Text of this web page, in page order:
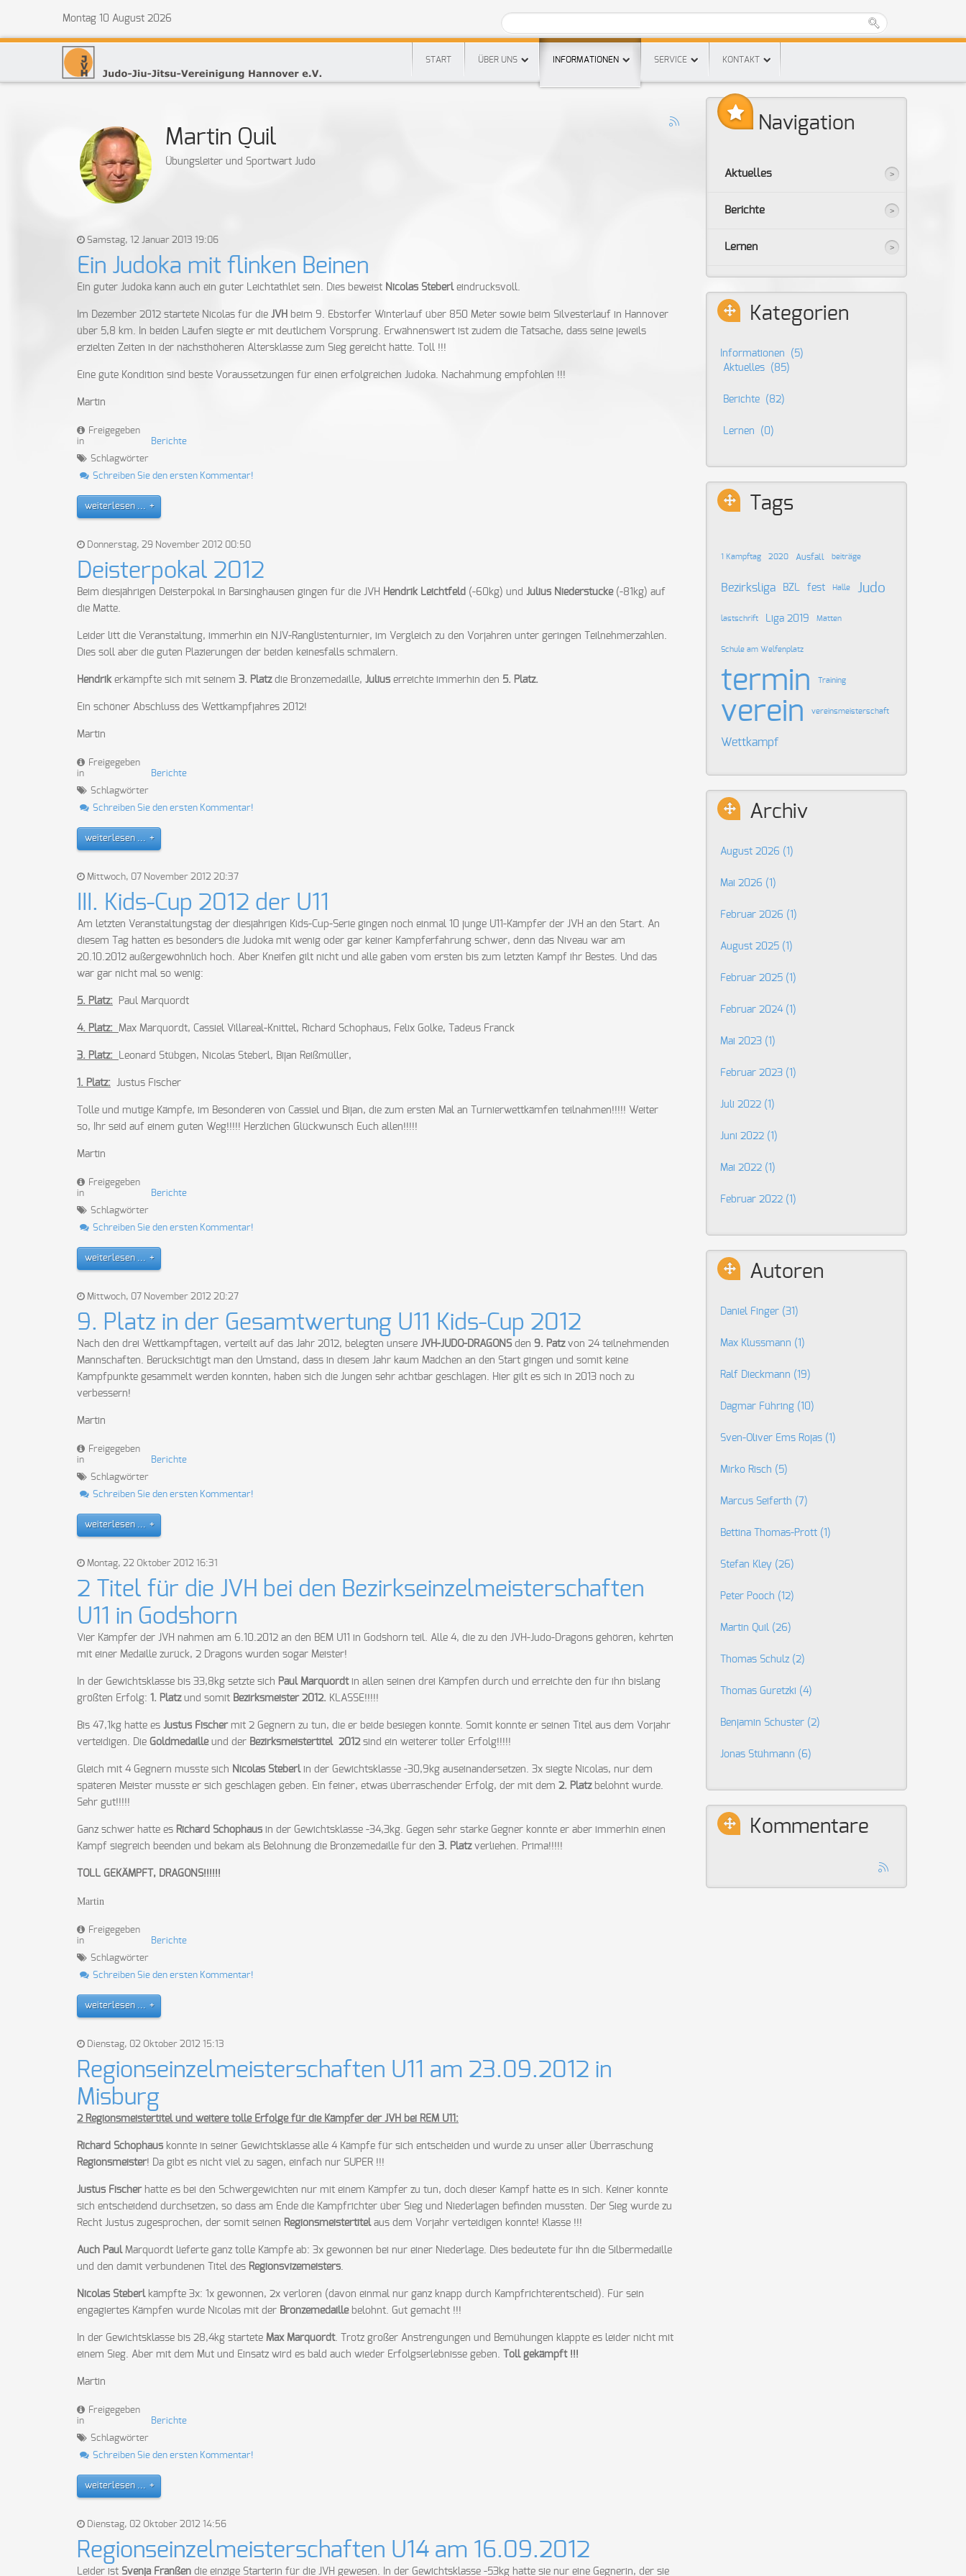
Montag 10 August 2026
START ÜBER UNS INFORMATIONEN SERVICE KONTAKT
Martin Quil
Übungsleiter und Sportwart Judo
Samstag, 12 Januar 2013 19:06
Ein Judoka mit flinken Beinen
Ein guter Judoka kann auch ein guter Leichtathlet sein. Dies beweist Nicolas Steberl eindrucksvoll.
Im Dezember 2012 startete Nicolas für die JVH beim 9. Ebstorfer Winterlauf über 850 Meter sowie beim Silvesterlauf in Hannover
über 5,8 km. In beiden Läufen siegte er mit deutlichem Vorsprung. Erwähnenswert ist zudem die Tatsache, dass seine jeweils
erzielten Zeiten in der nächsthöheren Altersklasse zum Sieg gereicht hätte. Toll !!!
Eine gute Kondition sind beste Voraussetzungen für einen erfolgreichen Judoka. Nachahmung empfohlen !!!
Martin
Freigegeben
in
Berichte
Schlagwörter
Schreiben Sie den ersten Kommentar!
weiterlesen ...
Donnerstag, 29 November 2012 00:50
Deisterpokal 2012
Beim diesjährigen Deisterpokal in Barsinghausen gingen für die JVH Hendrik Leichtfeld (-60kg) und Julius Niederstucke(-81kg) auf
die Matte.
Leider litt die Veranstaltung, immerhin ein NJV-Ranglistenturnier, im Vergleich zu den Vorjahren unter geringen Teilnehmerzahlen.
Dies soll aber die guten Plazierungen der beiden keinesfalls schmälern.
Hendrikerkämpfte sich mit seinem 3. Platzdie Bronzemedaille, Julius erreichte immerhin den 5. Platz.
Ein schöner Abschluss des Wettkampfjahres 2012!
Martin
Freigegeben
in
Berichte
Schlagwörter
Schreiben Sie den ersten Kommentar!
weiterlesen ...
Mittwoch, 07 November 2012 20:37
III. Kids-Cup 2012 der U11
Am letzten Veranstaltungstag der diesjährigen Kids-Cup-Serie gingen noch einmal 10 junge U11-Kämpfer der JVH an den Start. An
diesem Tag hatten es besonders die Judoka mit wenig oder gar keiner Kampferfahrung schwer, denn das Niveau war am
20.10.2012 außergewöhnlich hoch. Aber Kneifen gilt nicht und alle gaben vom ersten bis zum letzten Kampf ihr Bestes. Und das
war gar nicht mal so wenig:
5. Platz: Paul Marquordt
4. Platz: Max Marquordt, Cassiel Villareal-Knittel, Richard Schophaus, Felix Golke, Tadeus Franck
3. Platz: Leonard Stübgen, Nicolas Steberl, Bijan Reißmüller,
1. Platz: Justus Fischer
Tolle und mutige Kämpfe, im Besonderen von Cassiel und Bijan, die zum ersten Mal an Turnierwettkämfen teilnahmen!!!!! Weiter
so, Ihr seid auf einem guten Weg!!!!! Herzlichen Glückwunsch Euch allen!!!!!
Martin
Freigegeben
in
Berichte
Schlagwörter
Schreiben Sie den ersten Kommentar!
weiterlesen ...
Mittwoch, 07 November 2012 20:27
9. Platz in der Gesamtwertung U11 Kids-Cup 2012
Nach den drei Wettkampftagen, verteilt auf das Jahr 2012, belegten unsere JVH-JUDO-DRAGONS den 9. Patzvon 24 teilnehmenden
Mannschaften. Berücksichtigt man den Umstand, dass in diesem Jahr kaum Mädchen an den Start gingen und somit keine
Kampfpunkte gesammelt werden konnten, haben sich die Jungen sehr achtbar geschlagen. Hier gilt es sich in 2013 noch zu
verbessern!
Martin
Freigegeben
in
Berichte
Schlagwörter
Schreiben Sie den ersten Kommentar!
weiterlesen ...
Montag, 22 Oktober 2012 16:31
2 Titel für die JVH bei den Bezirkseinzelmeisterschaften
U11 in Godshorn
Vier Kämpfer der JVH nahmen am 6.10.2012 an den BEM U11 in Godshorn teil. Alle 4, die zu den JVH-Judo-Dragons gehören, kehrten
mit einer Medaille zurück, 2 Dragons wurden sogar Meister!
In der Gewichtsklasse bis 33,8kg setzte sich Paul Marquordtin allen seinen drei Kämpfen durch und erreichte den für ihn bislang
größten Erfolg:
1. Platz und somit Bezirksmeister 2012. KLASSE!!!!!
Bis 47,1kg hatte es Justus Fischermit 2 Gegnern zu tun, die er beide besiegen konnte. Somit konnte er seinen Titel aus dem Vorjahr
verteidigen. Die Goldmedaille und der Bezirksmeistertitel 2012 sind ein weiterer toller Erfolg!!!!!
Gleich mit 4 Gegnern musste sich Nicolas Steberl in der Gewichtsklasse -30,9kg auseinandersetzen. 3x siegte Nicolas, nur dem
späteren Meister musste er sich geschlagen geben. Ein feiner, etwas überraschender Erfolg, der mit dem 2. Platz belohnt wurde.
Sehr gut!!!!!
Ganz schwer hatte es Richard Schophaus in der Gewichtsklasse -34,3kg. Gegen sehr starke Gegner konnte er aber immerhin einen
Kampf siegreich beenden und bekam als Belohnung die Bronzemedaille für den 3. Platz verliehen. Prima!!!!!
TOLL GEKÄMPFT, DRAGONS!!!!!!
Martin
Freigegeben
in
Berichte
Schlagwörter
Schreiben Sie den ersten Kommentar!
weiterlesen ...
Dienstag, 02 Oktober 2012 15:13
Regionseinzelmeisterschaften U11 am 23.09.2012 in
Misburg
2 Regionsmeistertitel und weitere tolle Erfolge für die Kämpfer der JVH bei REM U11:
Richard Schophaus konnte in seiner Gewichtsklasse alle 4 Kämpfe für sich entscheiden und wurde zu unser aller Überraschung
Regionsmeister! Da gibt es nicht viel zu sagen, einfach nur SUPER !!!
Justus Fischerhatte es bei den Schwergewichten nur mit einem Kämpfer zu tun, doch dieser Kampf hatte es in sich. Keiner konnte
sich entscheidend durchsetzen, so dass am Ende die Kampfrichter über Sieg und Niederlagen befinden mussten. Der Sieg wurde zu
Recht Justus zugesprochen, der somit seinen Regionsmeistertitelaus dem Vorjahr verteidigen konnte! Klasse !!!
Auch Paul Marquordt lieferte ganz tolle Kämpfe ab: 3x gewonnen bei nur einer Niederlage. Dies bedeutete für ihn die Silbermedaille
und den damit verbundenen Titel des Regionsvizemeisters.
Nicolas Steberlkämpfte 3x: 1x gewonnen, 2x verloren (davon einmal nur ganz knapp durch Kampfrichterentscheid). Für sein
engagiertes Kämpfen wurde Nicolas mit der Bronzemedaillebelohnt. Gut gemacht !!!
In der Gewichtsklasse bis 28,4kg startete Max Marquordt. Trotz großer Anstrengungen und Bemühungen klappte es leider nicht mit
einem Sieg. Aber mit dem Mut und Einsatz wird es bald auch wieder Erfolgserlebnisse geben.
Toll gekämpft !!!
Martin
Freigegeben
in
Berichte
Schlagwörter
Schreiben Sie den ersten Kommentar!
weiterlesen ...
Dienstag, 02 Oktober 2012 14:56
Regionseinzelmeisterschaften U14 am 16.09.2012
Leider ist Svenja Franßen die einzige Starterin für die JVH gewesen. In der Gewichtsklasse -53kg hatte sie nur eine Gegnerin, der sie
Navigation
Aktuelles
Berichte
Lernen
Kategorien
Informationen
(5)
Aktuelles
(85)
Berichte (82)
Lernen (0)
Tags
1 Kampftag 2020 Ausfall beiträge
Bezirksliga BZL fest Halle Judo
lastschrift Liga 2019 Matten
Schule am Welfenplatz
termin Training
verein vereinsmeisterschaft
Wettkampf
Archiv
August 2026 (1)
Mai 2026 (1)
Februar 2026 (1)
August 2025 (1)
Februar 2025 (1)
Februar 2024 (1)
Mai 2023 (1)
Februar 2023 (1)
Juli 2022 (1)
Juni 2022 (1)
Mai 2022 (1)
Februar 2022 (1)
Autoren
Daniel Finger (31)
Max Klussmann (1)
Ralf Dieckmann (19)
Dagmar Führing (10)
Sven-Oliver Ems Rojas (1)
Mirko Risch (5)
Marcus Seiferth (7)
Bettina Thomas-Prott (1)
Stefan Kley (26)
Peter Pooch (12)
Martin Quil (26)
Thomas Schulz (2)
Thomas Guretzki (4)
Benjamin Schuster (2)
Jonas Stühmann (6)
Kommentare